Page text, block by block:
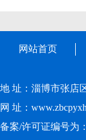
网站首页
地 址：淄博市张店
网 址：
备案/许可证编号为